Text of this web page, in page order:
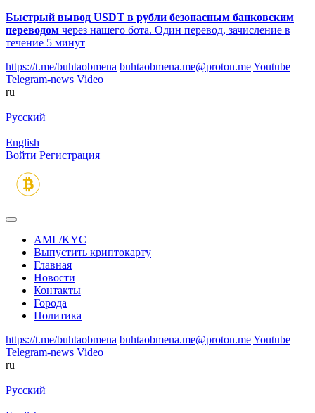
Быстрый вывод USDT в рубли безопасным банковским
переводом через нашего бота. Один перевод, зачисление в
течение 5 минут
https://t.me/buhtaobmena buhtaobmena.me@proton.meYoutube
Telegram-news Video
ru
Русский
English
Войти Регистрация
AML/KYC
Выпустить криптокарту
Главная
Новости
Контакты
Города
Политика
https://t.me/buhtaobmena buhtaobmena.me@proton.meYoutube
Telegram-news Video
ru
Русский